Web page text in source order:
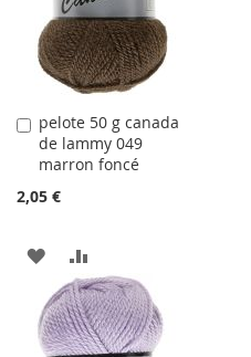
D'ACHATS
pelote 50 g canada
de lammy 049
marron foncé
2,05 €
Ajouter
au
panier
AJOUTER
À
LA
AU
COMPARATEUR